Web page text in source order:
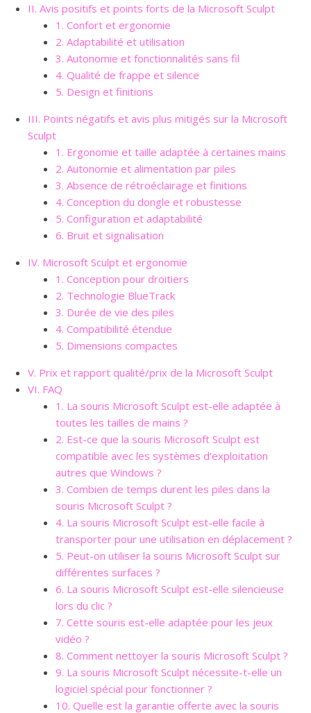
II. Avis positifs et points forts de la Microsoft Sculpt
1. Confort et ergonomie
2. Adaptabilité et utilisation
3. Autonomie et fonctionnalités sans fil
4. Qualité de frappe et silence
5. Design et finitions
III. Points négatifs et avis plus mitigés sur la Microsoft
Sculpt
1. Ergonomie et taille adaptée à certaines mains
2. Autonomie et alimentation par piles
3. Absence de rétroéclairage et finitions
4. Conception du dongle et robustesse
5. Configuration et adaptabilité
6. Bruit et signalisation
IV. Microsoft Sculpt et ergonomie
1. Conception pour droitiers
2. Technologie BlueTrack
3. Durée de vie des piles
4. Compatibilité étendue
5. Dimensions compactes
V. Prix et rapport qualité/prix de la Microsoft Sculpt
VI. FAQ
1. La souris Microsoft Sculpt est-elle adaptée à
toutes les tailles de mains ?
2. Est-ce que la souris Microsoft Sculpt est
compatible avec les systèmes d’exploitation
autres que Windows ?
3. Combien de temps durent les piles dans la
souris Microsoft Sculpt ?
4. La souris Microsoft Sculpt est-elle facile à
transporter pour une utilisation en déplacement ?
5. Peut-on utiliser la souris Microsoft Sculpt sur
différentes surfaces ?
6. La souris Microsoft Sculpt est-elle silencieuse
lors du clic ?
7. Cette souris est-elle adaptée pour les jeux
vidéo ?
8. Comment nettoyer la souris Microsoft Sculpt ?
9. La souris Microsoft Sculpt nécessite-t-elle un
logiciel spécial pour fonctionner ?
10. Quelle est la garantie offerte avec la souris